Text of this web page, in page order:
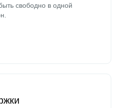
свободно в одной